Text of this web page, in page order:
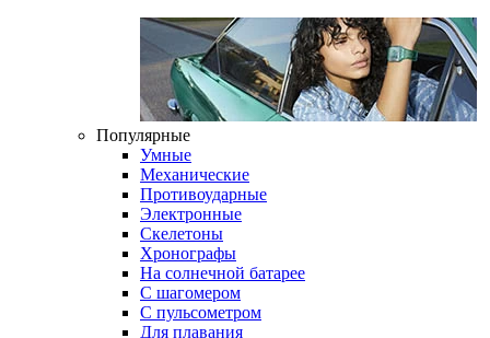
Популярные
Умные
Механические
Противоударные
Электронные
Скелетоны
Хронографы
На солнечной батарее
С шагомером
С пульсометром
Для плавания